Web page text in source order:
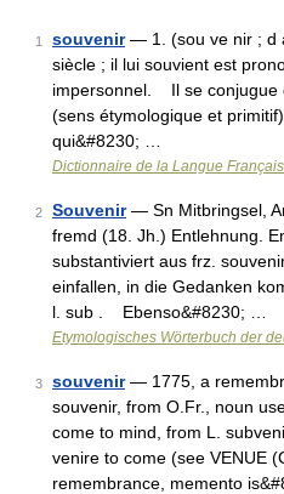
1 souvenir— 1. (sou ve nir ; d
siècle ; il lui souvient est
impersonnel. Il se conjugue
(sens étymologique et
qui&#8230; …
Dictionnaire de la Langue
2 Souvenir— Sn Mitbringsel,
fremd (18. Jh.) Entlehnung.
substantiviert aus frz.
einfallen, in die Gedanken
l. sub . Ebenso&#8230; …
Etymologisches Wörterbuch der
3 souvenir— 1775, a
souvenir, from O.Fr., noun
come to mind, from L.
venire to come (see VENUE
remembrance, memento